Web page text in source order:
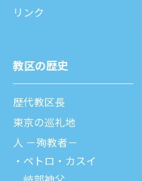
リンク
教区の歴史
歴代教区⻑
東京の巡礼地
⼈ －殉教者－
ペトロ・カスイ